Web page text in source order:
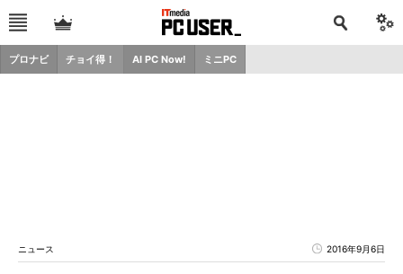
プロナビ チョイ得！ AI PC Now! ミニPC
ニュース 2016年9月6日